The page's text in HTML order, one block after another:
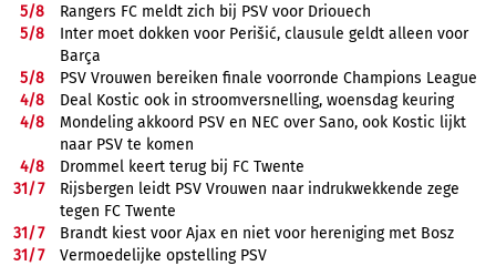
5/8
Rangers FC meldt zich bij PSV voor Driouech
5/8
Inter moet dokken voor Perišić, clausule geldt alleen voor
Barça
5/8
PSV Vrouwen bereiken finale voorronde Champions League
4/8
Deal Kostic ook in stroomversnelling, woensdag keuring
4/8
Mondeling akkoord PSV en NEC over Sano, ook Kostic lijkt
naar PSV te komen
4/8
Drommel keert terug bij FC Twente
31/7
Rijsbergen leidt PSV Vrouwen naar indrukwekkende zege
tegen FC Twente
31/7
Brandt kiest voor Ajax en niet voor hereniging met Bosz
31/7
Vermoedelijke opstelling PSV